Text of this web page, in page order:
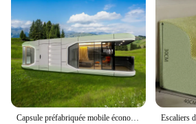
Capsule préfabriquée mobile économique, cabine préfabriquée, maison de conteneur, hôtel, 2 chambres à coucher, 20 pieds, 40 pieds